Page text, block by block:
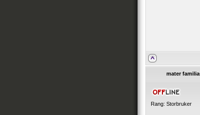
mater
Rang: Storbruker